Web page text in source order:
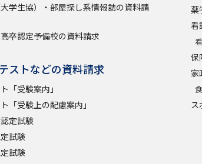
学生協）・部屋探し系情報誌の資料請
卒認定予備校の資料請求
ストなどの資料請求
「受験案内」
「受験上の配慮案内」
定試験
試験
試験
薬
看
保
家
ス